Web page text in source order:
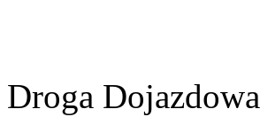
Droga Dojazdowa